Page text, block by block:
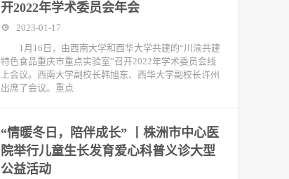
开2022年学术委员会年会
2023-01-17
1月16日，由西南大学和西华大学共建的“川渝共建
特色食品重庆市重点实验室”召开2022年学术委员会线
上会议。西南大学副校长韩旭东、西华大学副校长许州
出席了会议。重点
“情暖冬日，陪伴成长” 丨株洲市中心医
院举行儿童生长发育爱心科普义诊大型
公益活动